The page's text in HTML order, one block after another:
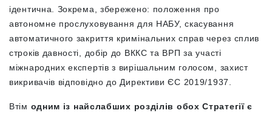
ідентична. Зокрема, збережено: положення про
автономне прослуховування для НАБУ, скасування
автоматичного закриття кримінальних справ через сплив
строків давності, добір до ВККС та ВРП за участі
міжнародних експертів з вирішальним голосом, захист
викривачів відповідно до Директиви ЄС 2019/1937.
Втім одним із найслабших розділів обох Стратегії є